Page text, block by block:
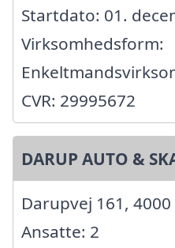
Startdato: 01.
Virksomhedsform:
CVR: 29995672
DARUP AUTO &
Darupvej 161,
Ansatte: 2